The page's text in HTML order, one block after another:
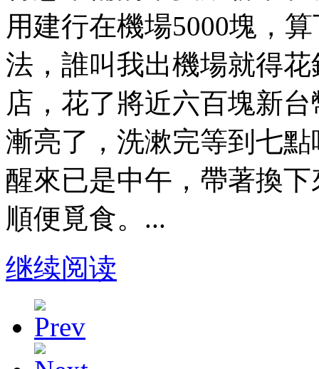
用建行在機場5000塊，
法，誰叫我出機場就得
店，花了將近六百塊新
漸亮了，洗漱完等到七
醒來已是中午，帶著換
順便覓食。...
继续阅读